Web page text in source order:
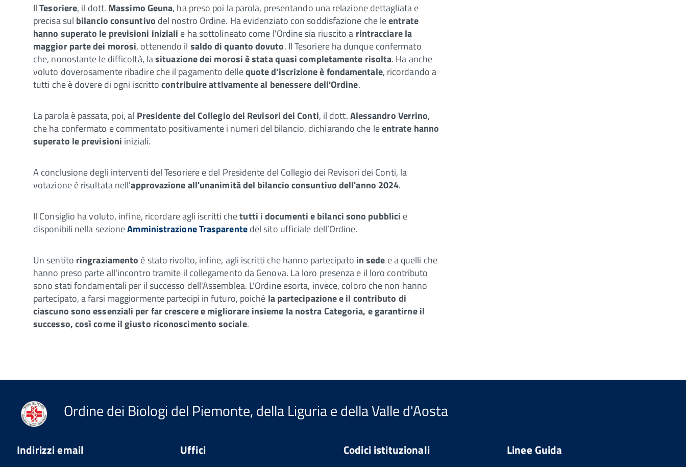
IlTesoriere, il dott. Massimo Geuna, ha preso poi la parola, presentando una relazione dettagliata e
precisa sul bilancio consuntivo del nostro Ordine. Ha evidenziato con soddisfazione che leentrate
hanno superato le previsioni iniziali e ha sottolineato come l'Ordine sia riuscito a rintracciare la
maggior parte dei morosi, ottenendo il saldo di quanto dovuto. Il Tesoriere ha dunque confermato
che, nonostante le difficoltà, lasituazione dei morosi è stata quasi completamente risolta. Ha anche
voluto doverosamente ribadire che il pagamento dellequote d'iscrizione è fondamentale, ricordando a
tutti che è dovere di ogni iscrittocontribuire attivamente al benessere dell'Ordine.
La parola è passata, poi, al Presidente del Collegio dei Revisori dei Conti, il dott.Alessandro Verrino,
che ha confermato e commentato positivamente i numeri del bilancio, dichiarando che leentrate hanno
superato le previsioni iniziali.
A conclusione degli interventi del Tesoriere e del Presidente del Collegio dei Revisori dei Conti, la
votazione è risultata nell'approvazione all'unanimità del bilancio consuntivo dell'anno 2024.
Il Consiglio ha voluto, infine, ricordare agli iscritti chetutti i documenti e bilanci sono pubblici e
disponibili nella sezioneAmministrazione Trasparentedel sito ufficiale dell’Ordine.
Un sentito ringraziamento è stato rivolto, infine, agli iscritti che hanno partecipato in sede e a quelli che
hanno preso parte all'incontro tramite il collegamento da Genova. La loro presenza e il loro contributo
sono stati fondamentali per il successo dell'Assemblea. L'Ordine esorta, invece, coloro che non hanno
partecipato, a farsi maggiormente partecipi in futuro, poiché la partecipazione e il contributo di
ciascuno sono essenziali per far crescere e migliorare insieme la nostra Categoria, e garantirne il
successo, così come il giusto riconoscimento sociale.
Ordine dei Biologi del Piemonte, della Liguria e della Valle d'Aosta
Indirizzi email Uffici Codici istituzionali Linee Guida